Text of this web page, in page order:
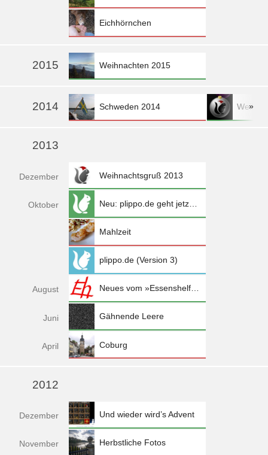
Eichhörnchen
2015 Weihnachten 2015
2014 Schweden 2014 »
2013
Dezember Weihnachtsgruß 2013
Oktober Neu: plippo.de geht jetzt mit der Zeit
Mahlzeit
plippo.de (Version 3)
August Neues vom »Essenshelfel«
Juni Gähnende Leere
April Coburg
2012
Dezember Und wieder wird’s Advent
November Herbstliche Fotos